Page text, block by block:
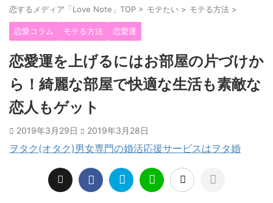
恋するメディア「Love Note」TOP > モテたい > モテる方法 >
恋愛コラム モテる方法 恋愛運
恋愛運を上げるにはお部屋の片づけか
ら！綺麗な部屋で快適な生活も素敵な
恋人もゲット
2019年3月29日 2019年3月28日
ヲタク(オタク)男女専門の婚活応援サービスはヲタ婚